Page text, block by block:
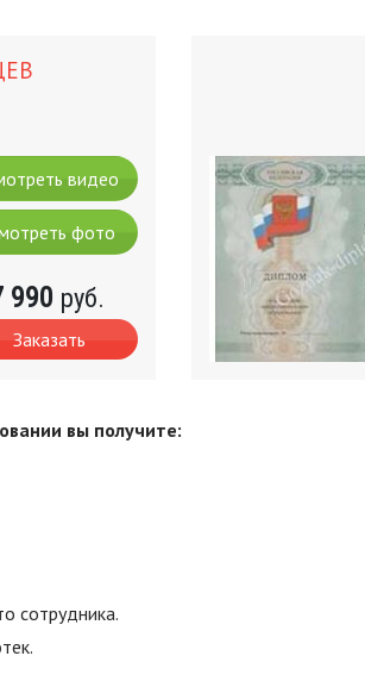
видео
фото
990 руб.
Заказать
вы получите:
сотрудника.